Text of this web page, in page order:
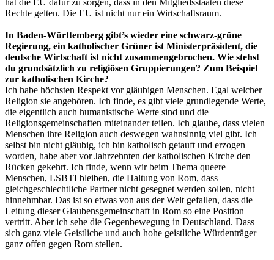
hat die EU dafür zu sorgen, dass in den Mitgliedsstaaten diese
Rechte gelten. Die EU ist nicht nur ein Wirtschaftsraum.
In Baden-Württemberg gibt’s wieder eine schwarz-grüne
Regierung, ein katholischer Grüner ist Ministerpräsident, die
deutsche Wirtschaft ist nicht zusammengebrochen. Wie stehst
du grundsätzlich zu religiösen Gruppierungen? Zum Beispiel
zur katholischen Kirche?
Ich habe höchsten Respekt vor gläubigen Menschen. Egal welcher
Religion sie angehören. Ich finde, es gibt viele grundlegende Werte,
die eigentlich auch humanistische Werte sind und die
Religionsgemeinschaften miteinander teilen. Ich glaube, dass vielen
Menschen ihre Religion auch deswegen wahnsinnig viel gibt. Ich
selbst bin nicht gläubig, ich bin katholisch getauft und erzogen
worden, habe aber vor Jahrzehnten der katholischen Kirche den
Rücken gekehrt. Ich finde, wenn wir beim Thema queere
Menschen, LSBTI bleiben, die Haltung von Rom, dass
gleichgeschlechtliche Partner nicht gesegnet werden sollen, nicht
hinnehmbar. Das ist so etwas von aus der Welt gefallen, dass die
Leitung dieser Glaubensgemeinschaft in Rom so eine Position
vertritt. Aber ich sehe die Gegenbewegung in Deutschland. Dass
sich ganz viele Geistliche und auch hohe geistliche Würdenträger
ganz offen gegen Rom stellen.